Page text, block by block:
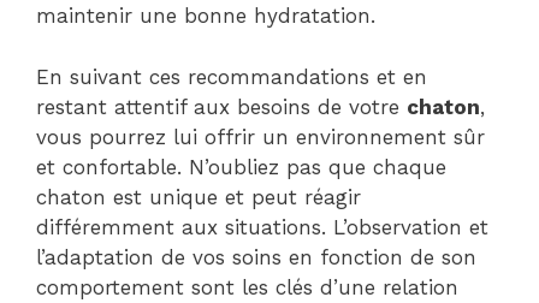
maintenir une bonne hydratation.
En suivant ces recommandations et en
restant attentif aux besoins de votre chaton,
vous pourrez lui offrir un environnement sûr
et confortable. N’oubliez pas que chaque
chaton est unique et peut réagir
différemment aux situations. L’observation et
l’adaptation de vos soins en fonction de son
comportement sont les clés d’une relation